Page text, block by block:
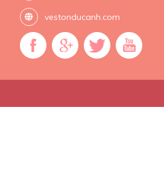
vestonducanh.com